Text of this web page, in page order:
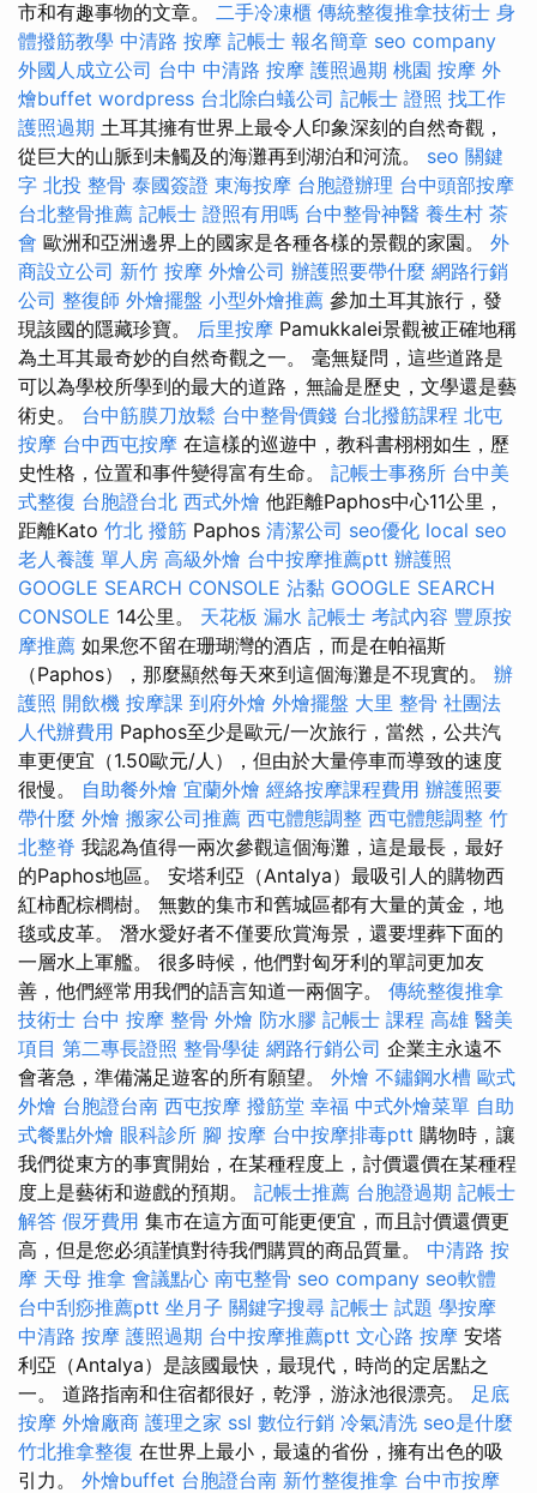
市和有趣事物的文章。 二手冷凍櫃 傳統整復推拿技術士 身
體撥筋教學 中清路 按摩 記帳士 報名簡章 seo company
外國人成立公司 台中 中清路 按摩 護照過期 桃園 按摩 外
燴buffet wordpress 台北除白蟻公司 記帳士 證照 找工作
護照過期 土耳其擁有世界上最令人印象深刻的自然奇觀，
從巨大的山脈到未觸及的海灘再到湖泊和河流。 seo 關鍵
字 北投 整骨 泰國簽證 東海按摩 台胞證辦理 台中頭部按摩
台北整骨推薦 記帳士 證照有用嗎 台中整骨神醫 養生村 茶
會 歐洲和亞洲邊界上的國家是各種各樣的景觀的家園。 外
商設立公司 新竹 按摩 外燴公司 辦護照要帶什麼 網路行銷
公司 整復師 外燴擺盤 小型外燴推薦 參加土耳其旅行，發
現該國的隱藏珍寶。 后里按摩 Pamukkalei景觀被正確地稱
為土耳其最奇妙的自然奇觀之一。 毫無疑問，這些道路是
可以為學校所學到的最大的道路，無論是歷史，文學還是藝
術史。 台中筋膜刀放鬆 台中整骨價錢 台北撥筋課程 北屯
按摩 台中西屯按摩 在這樣的巡遊中，教科書栩栩如生，歷
史性格，位置和事件變得富有生命。 記帳士事務所 台中美
式整復 台胞證台北 西式外燴 他距離Paphos中心11公里，
距離Kato 竹北 撥筋 Paphos 清潔公司 seo優化 local seo
老人養護 單人房 高級外燴 台中按摩推薦ptt 辦護照
GOOGLE SEARCH CONSOLE 沾黏 GOOGLE SEARCH
CONSOLE 14公里。 天花板 漏水 記帳士 考試內容 豐原按
摩推薦 如果您不留在珊瑚灣的酒店，而是在帕福斯
（Paphos），那麼顯然每天來到這個海灘是不現實的。 辦
護照 開飲機 按摩課 到府外燴 外燴擺盤 大里 整骨 社團法
人代辦費用 Paphos至少是歐元/一次旅行，當然，公共汽
車更便宜（1.50歐元/人），但由於大量停車而導致的速度
很慢。 自助餐外燴 宜蘭外燴 經絡按摩課程費用 辦護照要
帶什麼 外燴 搬家公司推薦 西屯體態調整 西屯體態調整 竹
北整脊 我認為值得一兩次參觀這個海灘，這是最長，最好
的Paphos地區。 安塔利亞（Antalya）最吸引人的購物西
紅柿配棕櫚樹。 無數的集市和舊城區都有大量的黃金，地
毯或皮革。 潛水愛好者不僅要欣賞海景，還要埋葬下面的
一層水上軍艦。 很多時候，他們對匈牙利的單詞更加友
善，他們經常用我們的語言知道一兩個字。 傳統整復推拿
技術士 台中 按摩 整骨 外燴 防水膠 記帳士 課程 高雄 醫美
項目 第二專長證照 整骨學徒 網路行銷公司 企業主永遠不
會著急，準備滿足遊客的所有願望。 外燴 不鏽鋼水槽 歐式
外燴 台胞證台南 西屯按摩 撥筋堂 幸福 中式外燴菜單 自助
式餐點外燴 眼科診所 腳 按摩 台中按摩排毒ptt 購物時，讓
我們從東方的事實開始，在某種程度上，討價還價在某種程
度上是藝術和遊戲的預期。 記帳士推薦 台胞證過期 記帳士
解答 假牙費用 集市在這方面可能更便宜，而且討價還價更
高，但是您必須謹慎對待我們購買的商品質量。 中清路 按
摩 天母 推拿 會議點心 南屯整骨 seo company seo軟體
台中刮痧推薦ptt 坐月子 關鍵字搜尋 記帳士 試題 學按摩
中清路 按摩 護照過期 台中按摩推薦ptt 文心路 按摩 安塔
利亞（Antalya）是該國最快，最現代，時尚的定居點之
一。 道路指南和住宿都很好，乾淨，游泳池很漂亮。 足底
按摩 外燴廠商 護理之家 ssl 數位行銷 冷氣清洗 seo是什麼
竹北推拿整復 在世界上最小，最遠的省份，擁有出色的吸
引力。 外燴buffet 台胞證台南 新竹整復推拿 台中市按摩